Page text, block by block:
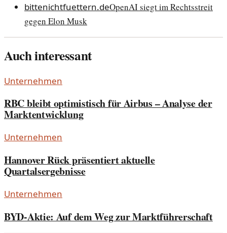
bittenichtfuettern.deOpenAI siegt im Rechtsstreit
gegen Elon Musk
Auch interessant
Unternehmen
RBC bleibt optimistisch für Airbus – Analyse der
Marktentwicklung
Unternehmen
Hannover Rück präsentiert aktuelle
Quartalsergebnisse
Unternehmen
BYD-Aktie: Auf dem Weg zur Marktführerschaft